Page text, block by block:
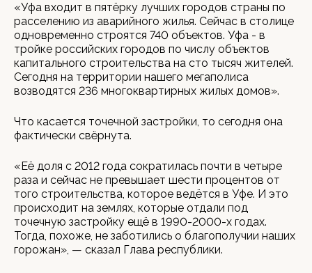
«Уфа входит в пятёрку лучших городов страны по
расселению из аварийного жилья. Сейчас в столице
одновременно строятся 740 объектов. Уфа - в
тройке российских городов по числу объектов
капитального строительства на сто тысяч жителей.
Сегодня на территории нашего мегаполиса
возводятся 236 многоквартирных жилых домов».
Что касается точечной застройки, то сегодня она
фактически свёрнута.
«Её доля с 2012 года сократилась почти в четыре
раза и сейчас не превышает шести процентов от
того строительства, которое ведётся в Уфе. И это
происходит на землях, которые отдали под
точечную застройку ещё в 1990-2000-х годах.
Тогда, похоже, не заботились о благополучии наших
горожан», — сказал Глава республики.